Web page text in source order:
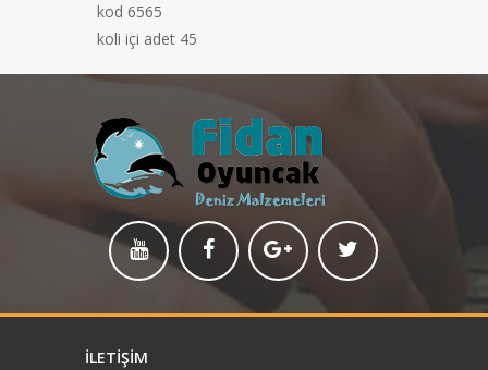
kod 6565
koli içi adet 45
İLETIŞIM